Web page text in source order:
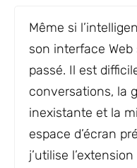
Même si
son interface
passé. Il est
conversations, la
inexistante et la
espace d’écran
j’utilise